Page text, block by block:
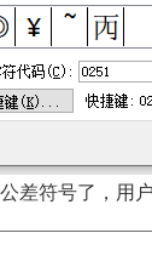
符号了，用